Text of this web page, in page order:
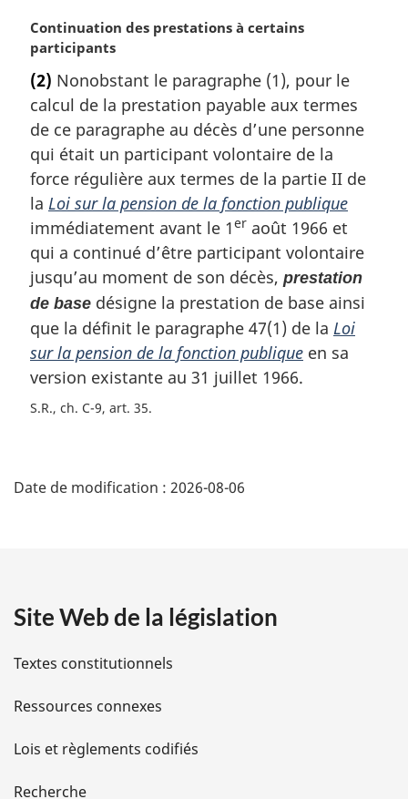
l
e
N
o
e
m
a
r
g
i
n
a
l
e
:
Continuation des prestations à certains
participants
(2) Nonobstant le paragraphe (1), pour le
calcul de la prestation payable aux termes
de ce paragraphe au décès d’une personne
qui était un participant volontaire de la
force régulière aux termes de la partie II de
la Loi sur la pension de la fonction publique
immédiatement avant le 1er août 1966 et
qui a continué d’être participant volontaire
jusqu’au moment de son décès, prestation
de base désigne la prestation de base ainsi
que la définit le paragraphe 47(1) de la Loi
sur la pension de la fonction publique en sa
version existante au 31 juillet 1966.
S.R., ch. C-9, art. 35
é
i
l
s
d
e
Date de modification : 2026-08-06
Site Web de la législation
Textes constitutionnels
Ressources connexes
Lois et règlements codifiés
Recherche